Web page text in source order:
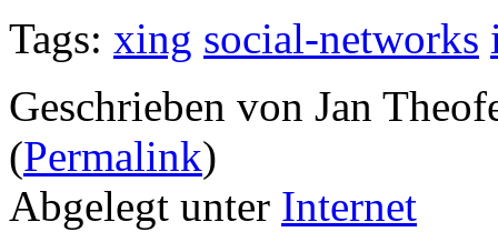
Tags: xing social-networks
Geschrieben von Jan
(Permalink)
Abgelegt unter Internet